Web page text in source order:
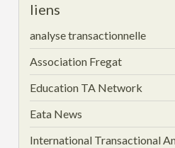
liens
analyse transactionnelle
Association Fregat
Education TA Network
Eata News
International Transactional